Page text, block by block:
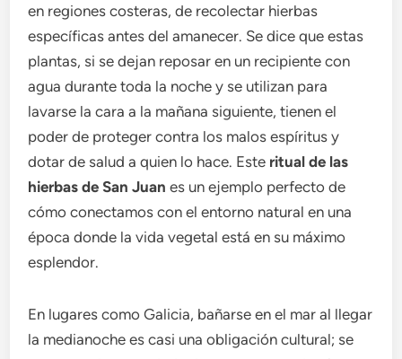
en regiones costeras, de recolectar hierbas
específicas antes del amanecer. Se dice que estas
plantas, si se dejan reposar en un recipiente con
agua durante toda la noche y se utilizan para
lavarse la cara a la mañana siguiente, tienen el
poder de proteger contra los malos espíritus y
dotar de salud a quien lo hace. Este ritual de las
hierbas de San Juan es un ejemplo perfecto de
cómo conectamos con el entorno natural en una
época donde la vida vegetal está en su máximo
esplendor.
En lugares como Galicia, bañarse en el mar al llegar
la medianoche es casi una obligación cultural; se